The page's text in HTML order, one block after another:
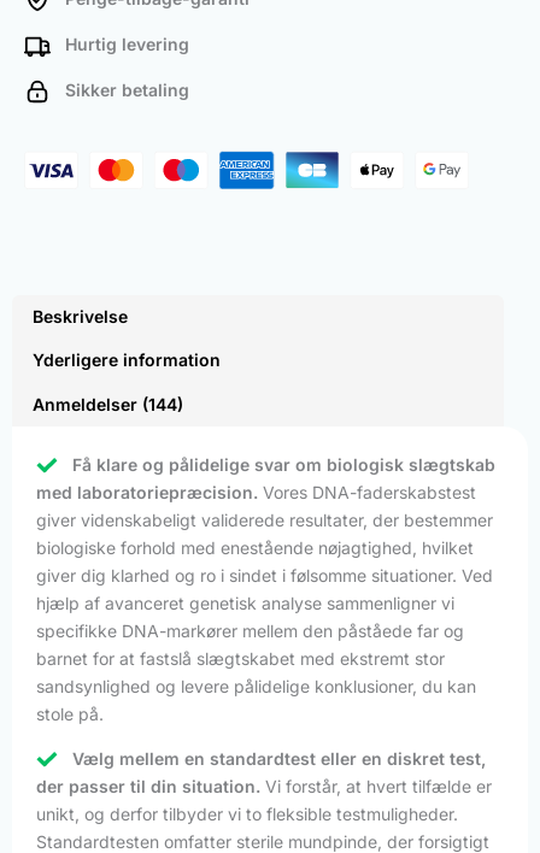
Hurtig levering
Sikker betaling
Beskrivelse
Yderligere information
Anmeldelser (144)
Få klare og pålidelige svar om biologisk slægtskab
med laboratoriepræcision. Vores DNA-faderskabstest
giver videnskabeligt validerede resultater, der bestemmer
biologiske forhold med enestående nøjagtighed, hvilket
giver dig klarhed og ro i sindet i følsomme situationer. Ved
hjælp af avanceret genetisk analyse sammenligner vi
specifikke DNA-markører mellem den påståede far og
barnet for at fastslå slægtskabet med ekstremt stor
sandsynlighed og levere pålidelige konklusioner, du kan
stole på.
Vælg mellem en standardtest eller en diskret test,
der passer til din situation. Vi forstår, at hvert tilfælde er
unikt, og derfor tilbyder vi to fleksible testmuligheder.
Standardtesten omfatter sterile mundpinde, der forsigtigt